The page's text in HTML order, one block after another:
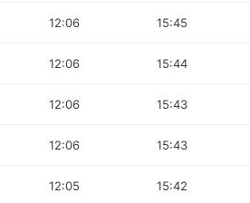
12:06 15:45
12:06 15:44
12:06 15:43
12:06 15:43
12:05 15:42